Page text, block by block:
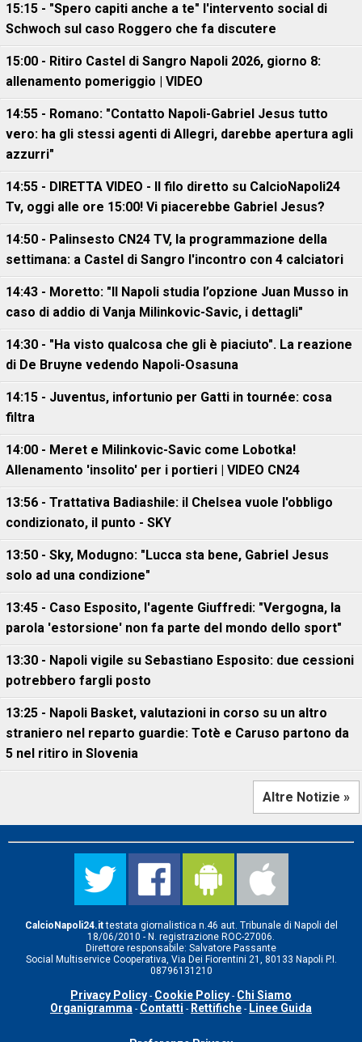
15:15 - "Spero capiti anche a te" l'intervento social di
Schwoch sul caso Roggero che fa discutere
15:00 - Ritiro Castel di Sangro Napoli 2026, giorno 8:
allenamento pomeriggio | VIDEO
14:55 - Romano: "Contatto Napoli-Gabriel Jesus tutto
vero: ha gli stessi agenti di Allegri, darebbe apertura agli
azzurri"
14:55 - DIRETTA VIDEO - Il filo diretto su CalcioNapoli24
Tv, oggi alle ore 15:00! Vi piacerebbe Gabriel Jesus?
14:50 - Palinsesto CN24 TV, la programmazione della
settimana: a Castel di Sangro l'incontro con 4 calciatori
14:43 - Moretto: "Il Napoli studia l’opzione Juan Musso in
caso di addio di Vanja Milinkovic-Savic, i dettagli"
14:30 - "Ha visto qualcosa che gli è piaciuto". La reazione
di De Bruyne vedendo Napoli-Osasuna
14:15 - Juventus, infortunio per Gatti in tournée: cosa
filtra
14:00 - Meret e Milinkovic-Savic come Lobotka!
Allenamento 'insolito' per i portieri | VIDEO CN24
13:56 - Trattativa Badiashile: il Chelsea vuole l'obbligo
condizionato, il punto - SKY
13:50 - Sky, Modugno: "Lucca sta bene, Gabriel Jesus
solo ad una condizione"
13:45 - Caso Esposito, l'agente Giuffredi: "Vergogna, la
parola 'estorsione' non fa parte del mondo dello sport"
13:30 - Napoli vigile su Sebastiano Esposito: due cessioni
potrebbero fargli posto
13:25 - Napoli Basket, valutazioni in corso su un altro
straniero nel reparto guardie: Totè e Caruso partono da
5 nel ritiro in Slovenia
Altre Notizie »
CalcioNapoli24.ittestata giornalistica n.46 aut. Tribunale di Napoli del
18/06/2010 - N. registrazione ROC-27006.
Direttore responsabile: Salvatore Passante
Social Multiservice Cooperativa, Via Dei Fiorentini 21, 80133 Napoli P.I.
08796131210
Privacy Policy - Cookie Policy - Chi Siamo
Organigramma - Contatti - Rettifiche - Linee Guida